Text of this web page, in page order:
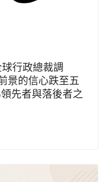
行政總裁調
景的信心跌至五
先者與落後者之